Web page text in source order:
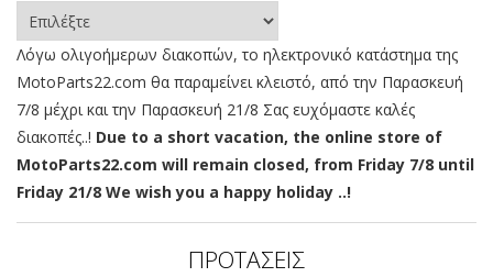
Λόγω ολιγοήμερων διακοπών, το ηλεκτρονικό κατάστημα της
MotoParts22.com θα παραμείνει κλειστό, από την Παρασκευή
7/8 μέχρι και την Παρασκευή 21/8 Σας ευχόμαστε καλές
διακοπές..! Due to a short vacation, the online store of
MotoParts22.com will remain closed, from Friday 7/8 until
Friday 21/8 We wish you a happy holiday ..!
ΠΡΟΤΑΣΕΙΣ